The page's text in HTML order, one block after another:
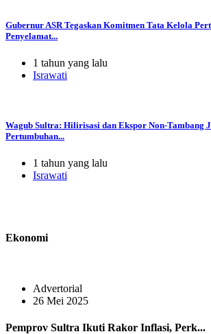
Gubernur ASR Tegaskan Komitmen Tata Kelola
Penyelamat...
1 tahun yang lalu
Israwati
Wagub Sultra: Hilirisasi dan Ekspor Non-Tambang
Pertumbuhan...
1 tahun yang lalu
Israwati
Ekonomi
Advertorial
26 Mei 2025
Pemprov Sultra Ikuti Rakor Inflasi, Perk...